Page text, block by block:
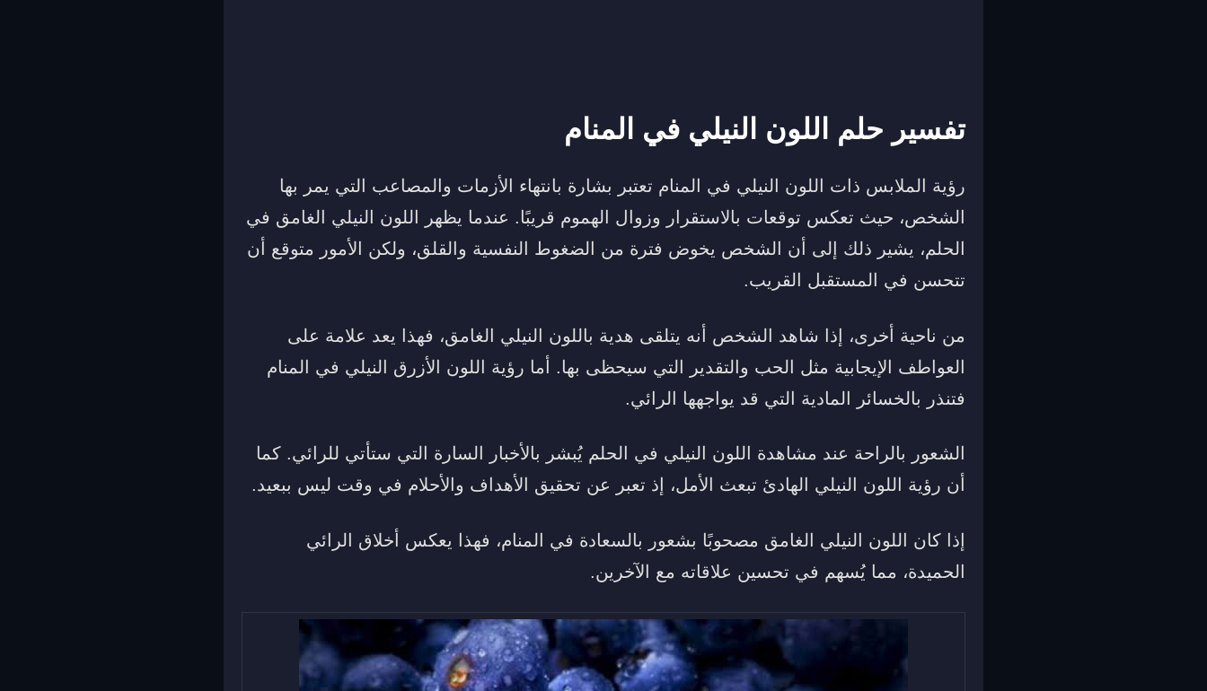
تفسير حلم اللون النيلي في المنام
رؤية الملابس ذات اللون النيلي في المنام تعتبر بشارة بانتهاء الأزمات والمصاعب التي يمر بها
الشخص، حيث تعكس توقعات بالاستقرار وزوال الهموم قريبًا. عندما يظهر اللون النيلي الغامق في
الحلم، يشير ذلك إلى أن الشخص يخوض فترة من الضغوط النفسية والقلق، ولكن الأمور متوقع أن
تتحسن في المستقبل القريب.
من ناحية أخرى، إذا شاهد الشخص أنه يتلقى هدية باللون النيلي الغامق، فهذا يعد علامة على
العواطف الإيجابية مثل الحب والتقدير التي سيحظى بها. أما رؤية اللون الأزرق النيلي في المنام
فتنذر بالخسائر المادية التي قد يواجهها الرائي.
الشعور بالراحة عند مشاهدة اللون النيلي في الحلم يُبشر بالأخبار السارة التي ستأتي للرائي. كما
أن رؤية اللون النيلي الهادئ تبعث الأمل، إذ تعبر عن تحقيق الأهداف والأحلام في وقت ليس ببعيد.
إذا كان اللون النيلي الغامق مصحوبًا بشعور بالسعادة في المنام، فهذا يعكس أخلاق الرائي
الحميدة، مما يُسهم في تحسين علاقاته مع الآخرين.